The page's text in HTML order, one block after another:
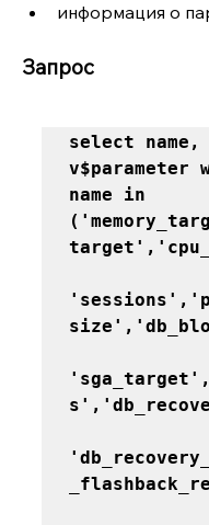
информация о
Запрос
select
v$parameter
name in